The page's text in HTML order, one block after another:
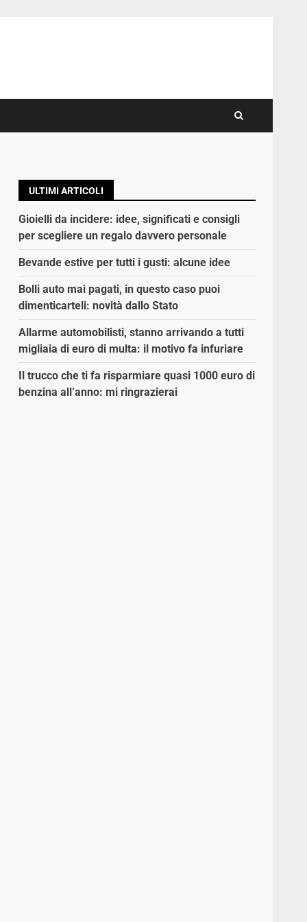
ULTIMI ARTICOLI
Gioielli da incidere: idee, significati e consigli
per scegliere un regalo davvero personale
Bevande estive per tutti i gusti: alcune idee
Bolli auto mai pagati, in questo caso puoi
dimenticarteli: novità dallo Stato
Allarme automobilisti, stanno arrivando a tutti
migliaia di euro di multa: il motivo fa infuriare
Il trucco che ti fa risparmiare quasi 1000 euro di
benzina all’anno: mi ringrazierai